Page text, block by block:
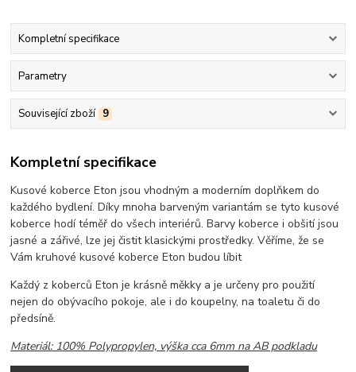
Kompletní specifikace
Parametry
Související zboží 9
Kompletní specifikace
Kusové koberce Eton jsou vhodným a moderním doplňkem do
každého bydlení. Díky mnoha barveným variantám se tyto kusové
koberce hodí téměř do všech interiérů. Barvy koberce i obšití jsou
jasné a zářivé, lze jej čistit klasickými prostředky. Věříme, že se
Vám kruhové kusové koberce Eton budou líbit
Každý z koberců Eton je krásně měkky a je určeny pro použití
nejen do obývacího pokoje, ale i do koupelny, na toaletu či do
předsíně.
Materiál: 100% Polypropylen, výška cca 6mm na AB podkladu